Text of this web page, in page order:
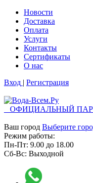
Новости
Доставка
Оплата
Услуги
Контакты
Cертификаты
О нас
Вход | Регистрация
ОФИЦИАЛЬНЫЙ
Ваш город Выберите
Режим работы:
Пн-Пт: 9.00 до 18.00
Сб-Вс: Выходной